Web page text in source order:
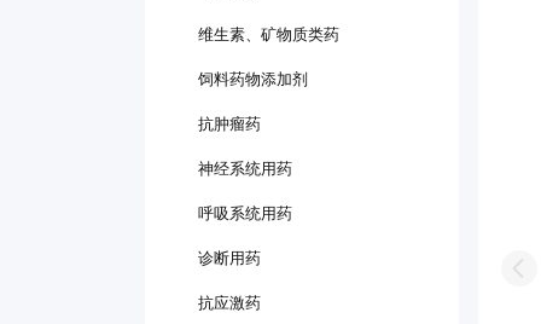
维生素、矿物质类药
饲料药物添加剂
抗肿瘤药
神经系统用药
呼吸系统用药
诊断用药
抗应激药